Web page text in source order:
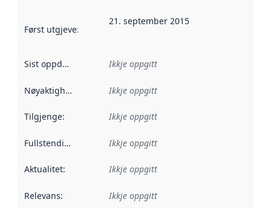
Først utgjeve: Denne datoen seier når dataa i dette
21. september 2015
Sist oppdatert Ikkje oppgitt
Nøyaktigheit Ikkje oppgitt
Tilgjenge: Ikkje oppgitt
Fullstendigheit Ikkje oppgitt
Aktualitet: Ikkje oppgitt
Relevans: Ikkje oppgitt